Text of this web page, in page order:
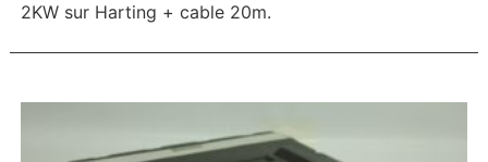
2KW sur Harting + cable 20m.